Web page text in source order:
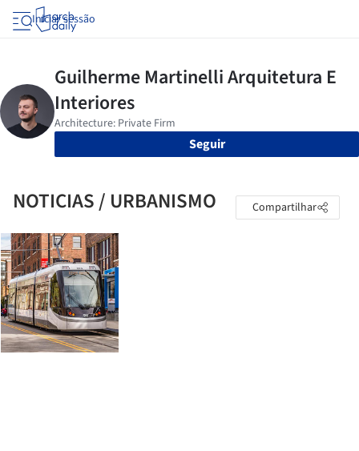
Iniciar sessão
Seguir
NOTICIAS / URBANISMO Compartilhar